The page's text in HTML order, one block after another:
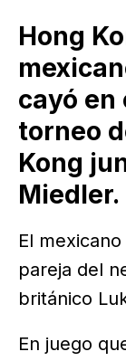
Hong
cayó
torneo
Kong
Miedler.
El
pareja del
británico
En juego